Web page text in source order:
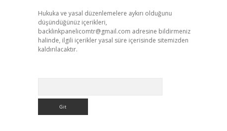
Hukuka ve yasal düzenlemelere aykırı olduğunu
düşündüğünüz içerikleri,
backlinkpanelicomtr@gmail.com adresine bildirmeniz
halinde, ilgili içerikler yasal süre içerisinde sitemizden
kaldırılacaktır.